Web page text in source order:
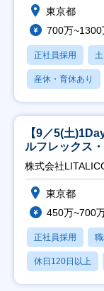
東京都
700万~1300
正社員採用
産休・育休あり
【9／5(土
ルフレックス
株式会社
東京都
450万~700
正社員採用
休日120日以上